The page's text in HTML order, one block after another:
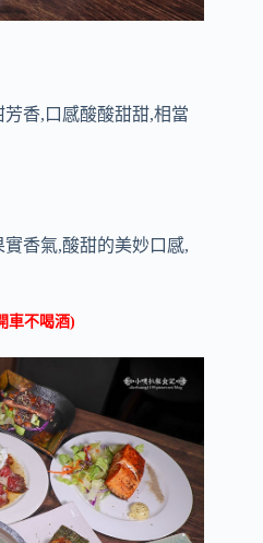
香,口感酸酸甜甜,相當
香氣,酸甜的美妙口感,
車不喝酒)